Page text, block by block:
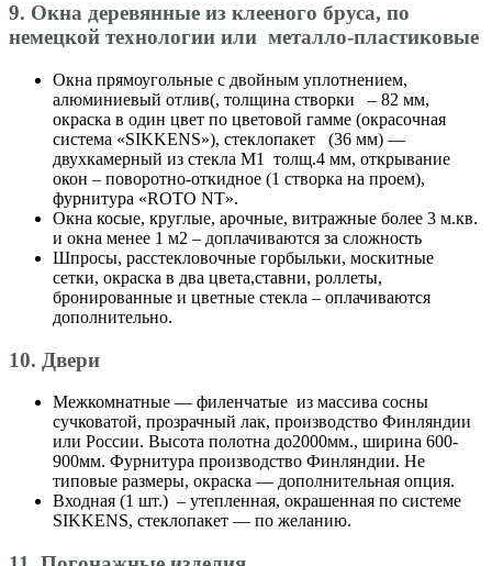
9. Окна деревянные из клееного бруса, по
немецкой технологии или металло-пластиковые
Окна прямоугольные с двойным уплотнением,
алюминиевый отлив(, толщина створки – 82 мм,
окраска в один цвет по цветовой гамме (окрасочная
система «SIKKENS»), стеклопакет (36 мм) —
двухкамерный из стекла М1 толщ.4 мм, открывание
окон – поворотно-откидное (1 створка на проем),
фурнитура «ROTO NT».
Окна косые, круглые, арочные, витражные более 3 м.кв.
и окна менее 1 м2 – доплачиваются за сложность
Шпросы, расстекловочные горбыльки, москитные
сетки, окраска в два цвета,ставни, роллеты,
бронированные и цветные стекла – оплачиваются
дополнительно.
10. Двери
Межкомнатные — филенчатые из массива сосны
сучковатой, прозрачный лак, производство Финляндии
или России. Высота полотна до2000мм., ширина 600-
900мм. Фурнитура производство Финляндии. Не
типовые размеры, окраска — дополнительная опция.
Входная (1 шт.) – утепленная, окрашенная по системе
SIKKENS, стеклопакет — по желанию.